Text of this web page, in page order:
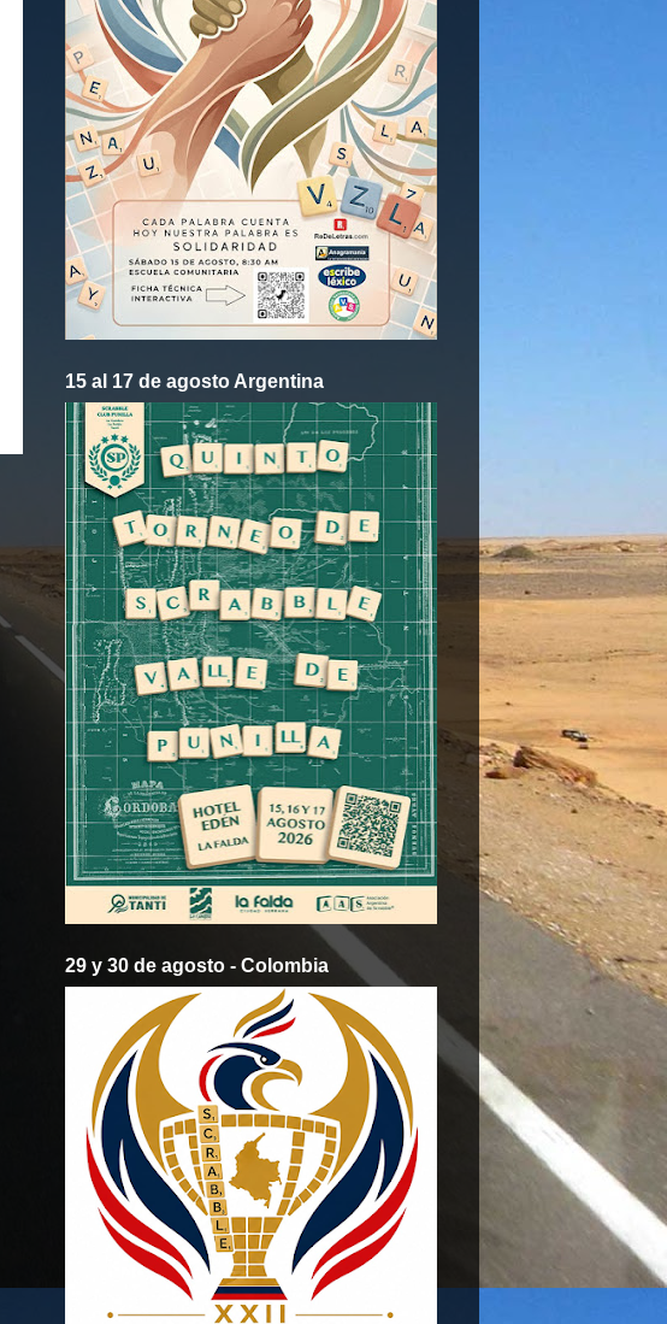
15 al 17 de agosto Argentina
29 y 30 de agosto - Colombia